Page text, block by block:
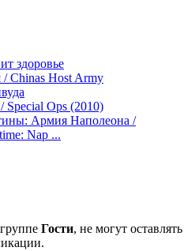
здоровье
Chinas Host Army
Special Ops (2010)
Армия Наполеона /
Nap ...
Гости, не могут оставлять